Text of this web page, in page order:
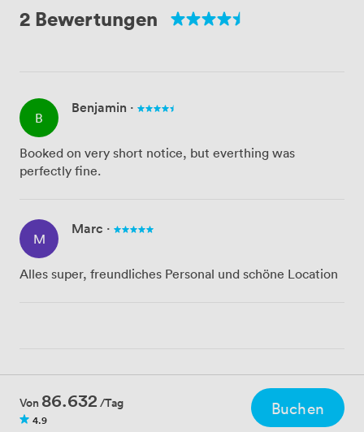
2 Bewertungen
B
Benjamin ·
Booked on very short notice, but everthing was
perfectly fine.
M
Marc ·
Alles super, freundliches Personal und schöne Location
Von 86.632 /Tag
4.9
Buchen